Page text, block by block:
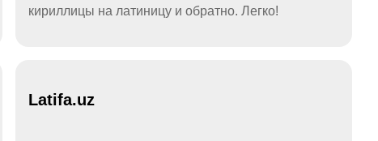
кириллицы на латиницу и обратно. Легко!
Latifa.uz